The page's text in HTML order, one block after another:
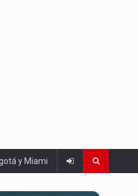
y Miami